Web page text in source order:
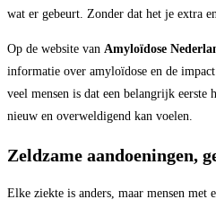
wat er gebeurt. Zonder dat het je extra
Op de website van Amyloïdose
informatie over amyloïdose en de
veel mensen is dat een belangrijk eerste
nieuw en overweldigend kan voelen.
Zeldzame aandoeningen,
Elke ziekte is anders, maar mensen met